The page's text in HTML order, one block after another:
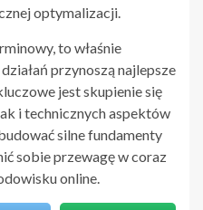
optymalizacji.
to właśnie
przynoszą najlepsze
jest skupienie się
i technicznych aspektów
silne fundamenty
sobie przewagę w coraz
online.